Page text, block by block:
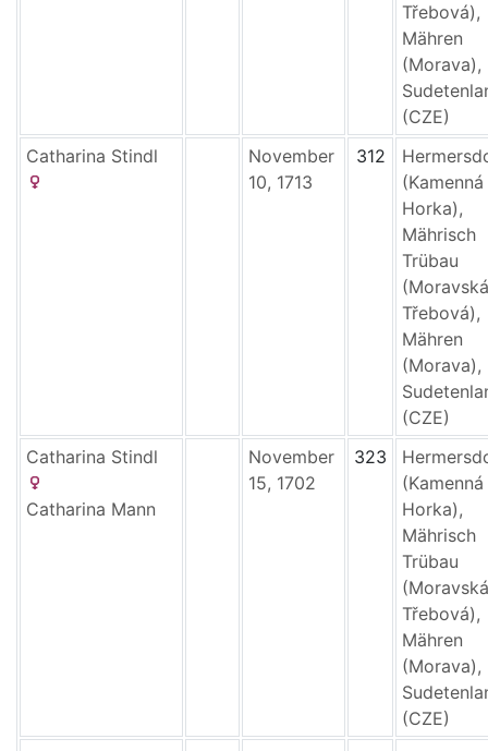
Třebová),
Mähren
(Morava),
(CZE)
Catharina Stindl
November
10, 1713
312
(Kamenná
Horka),
Mährisch
Trübau
(Moravská
Třebová),
Mähren
(Morava),
(CZE)
Catharina Stindl
Catharina Mann
November
15, 1702
323
(Kamenná
Horka),
Mährisch
Trübau
(Moravská
Třebová),
Mähren
(Morava),
(CZE)